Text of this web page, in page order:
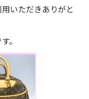
いただきありがと
。